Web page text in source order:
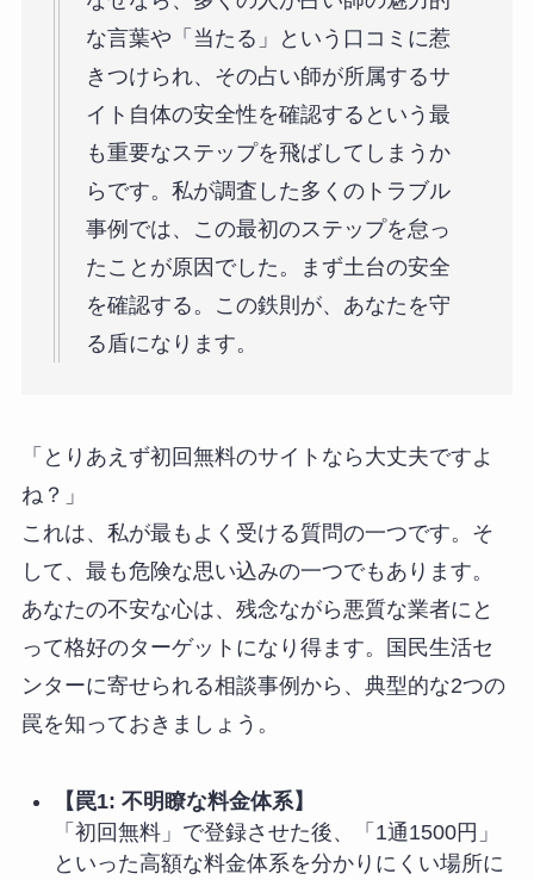
な言葉や「当たる」という口コミに惹
きつけられ、その占い師が所属するサ
イト自体の安全性を確認するという最
も重要なステップを飛ばしてしまうか
らです。私が調査した多くのトラブル
事例では、この最初のステップを怠っ
たことが原因でした。まず土台の安全
を確認する。この鉄則が、あなたを守
る盾になります。
「とりあえず初回無料のサイトなら大丈夫ですよ
ね？」
これは、私が最もよく受ける質問の一つです。そ
して、最も危険な思い込みの一つでもあります。
あなたの不安な心は、残念ながら悪質な業者にと
って格好のターゲットになり得ます。国民生活セ
ンターに寄せられる相談事例から、典型的な2つの
罠を知っておきましょう。
【罠1: 不明瞭な料金体系】
「初回無料」で登録させた後、「1通1500円」
といった高額な料金体系を分かりにくい場所に